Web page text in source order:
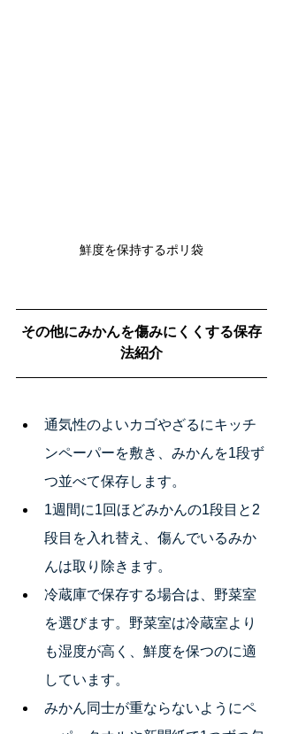
鮮度を保持するポリ袋
その他にみかんを傷みにくくする保存
法紹介
通気性のよいカゴやざるにキッチ
ンペーパーを敷き、みかんを1段ず
つ並べて保存します。
1週間に1回ほどみかんの1段目と2
段目を入れ替え、傷んでいるみか
んは取り除きます。
冷蔵庫で保存する場合は、野菜室
を選びます。野菜室は冷蔵室より
も湿度が高く、鮮度を保つのに適
しています。
みかん同士が重ならないようにペ